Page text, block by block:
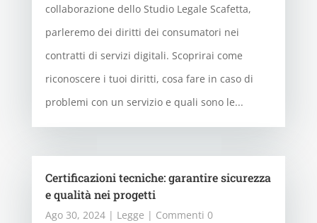
collaborazione dello Studio Legale Scafetta,
parleremo dei diritti dei consumatori nei
contratti di servizi digitali. Scoprirai come
riconoscere i tuoi diritti, cosa fare in caso di
problemi con un servizio e quali sono le...
Certificazioni tecniche: garantire sicurezza
e qualità nei progetti
Ago 30, 2024| Legge | Commenti 0